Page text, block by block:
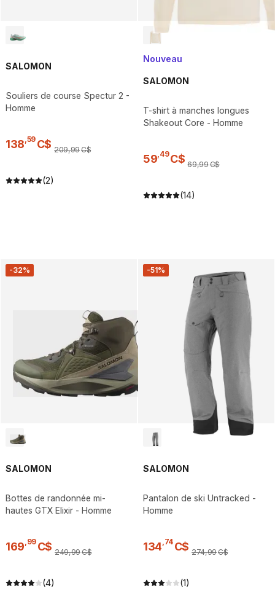
SALOMON
Souliers de course Spectur 2 -
Homme
138,59 C$ 209,99C$
(2)
Nouveau
SALOMON
T-shirt à manches longues
Shakeout Core - Homme
59,49C$ 69,99C$
(14)
-32%
SALOMON
Bottes de randonnée mi-
hautes GTX Elixir - Homme
169 99 C$ 249,99C$
(4)
-51%
SALOMON
Pantalon de ski Untracked -
Homme
134 74 C$ 274,99C$
(1)